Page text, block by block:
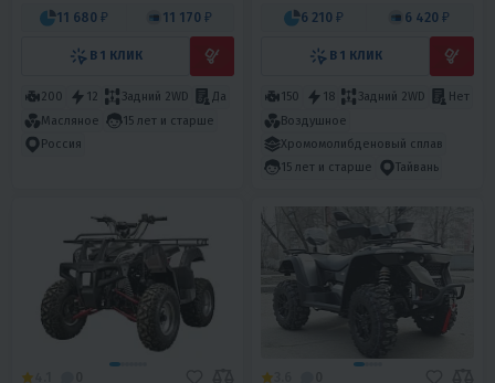
11 680 ₽ 11 170 ₽
В 1 КЛИК
200 12 Задний 2WD
Да
Масляное
15 лет и старше
Россия
6 210 ₽ 6 420 ₽
В 1 КЛИК
150 18 Задний 2WD
Нет
Воздушное
Хромомолибденовый сплав
15 лет и старше
Тайвань